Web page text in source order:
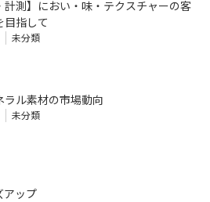
計測】におい・味・テクスチャーの客
目指して
未分類
ラル素材の市場動向
未分類
アップ